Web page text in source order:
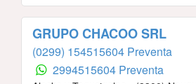
GRUPO CHACOO SRL
(0299) 154515604 Preventa
2994515604 Preventa